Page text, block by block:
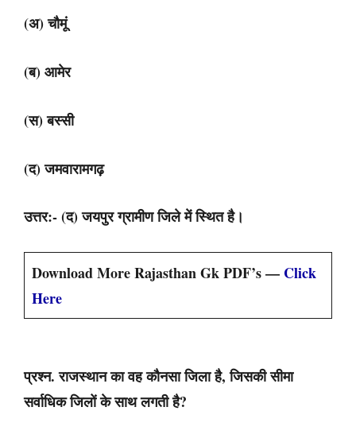
(अ) चौमूं
(ब) आमेर
(स) बस्सी
(द) जमवारामगढ़
उत्तर:- (द) जयपुर ग्रामीण जिले में स्थित है।
Download More Rajasthan Gk PDF’s — Click
Here
प्रश्न. राजस्थान का वह कौनसा जिला है, जिसकी सीमा
सर्वाधिक जिलों के साथ लगती है?